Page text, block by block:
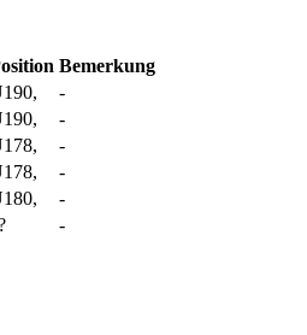
Bemerkung
-
-
-
-
-
-